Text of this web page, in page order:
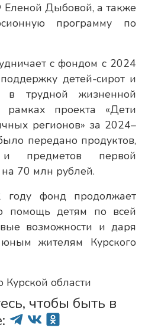
Дыбовой, а также
программу по
с фондом с 2024
детей-сирот и
в трудной жизненной
рамках проекта «Дети
регионов» за 2024–
передано продуктов,
предметов первой
70 млн рублей.
фонд продолжает
помощь детям по всей
возможности и даря
жителям Курского
области
чтобы быть в